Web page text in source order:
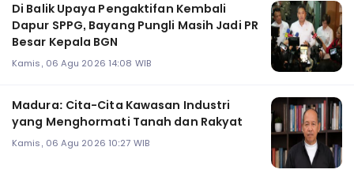
Di Balik Upaya Pengaktifan Kembali
Dapur SPPG, Bayang Pungli Masih Jadi PR
Besar Kepala BGN
Kamis, 06 Agu 2026 14:08 WIB
Madura: Cita-Cita Kawasan Industri
yang Menghormati Tanah dan Rakyat
Kamis, 06 Agu 2026 10:27 WIB